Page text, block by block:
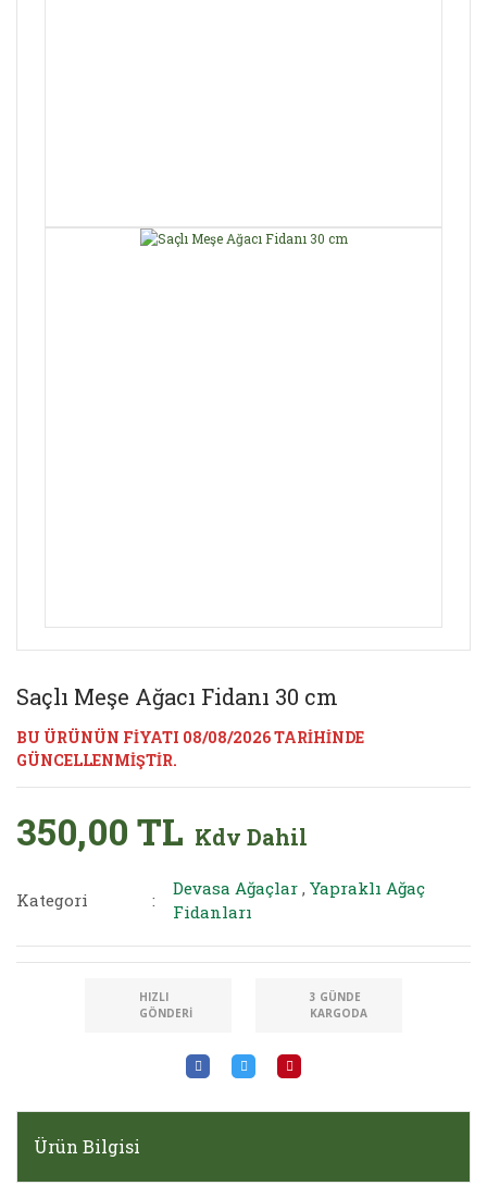
Saçlı Meşe Ağacı Fidanı 30 cm
BU ÜRÜNÜN FİYATI 08/08/2026 TARİHİNDE
GÜNCELLENMİŞTİR.
350,00 TL Kdv Dahil
Kategori
Devasa Ağaçlar ,Yapraklı Ağaç
Fidanları
HIZLI
GÖNDERI
3 GÜNDE
KARGODA
Ürün Bilgisi